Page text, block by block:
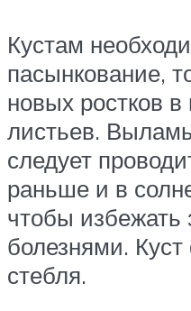
Кустам
пасынкование,
новых ростков
листьев.
следует
раньше и в
чтобы избежать
болезнями.
стебля.